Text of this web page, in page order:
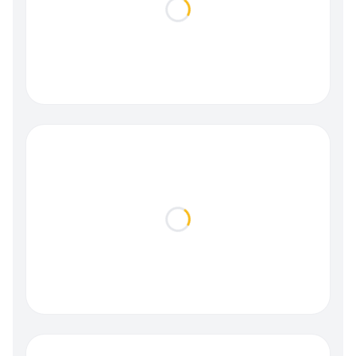
Loading...
Loading...